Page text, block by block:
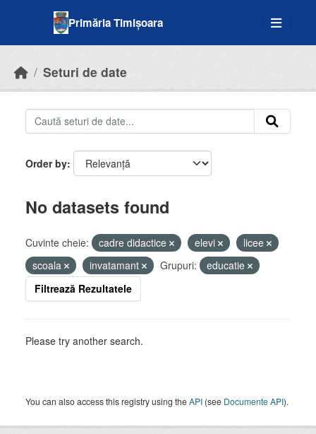
Primăria Timișoara
Seturi de date
Order by
No datasets found
Cuvinte cheie: cadre didactice elevi
licee
scoala
invatamant Grupuri:
educatie
Filtrează Rezultatele
Please try another search.
You can also access this registry using theAPI (see Documente API).